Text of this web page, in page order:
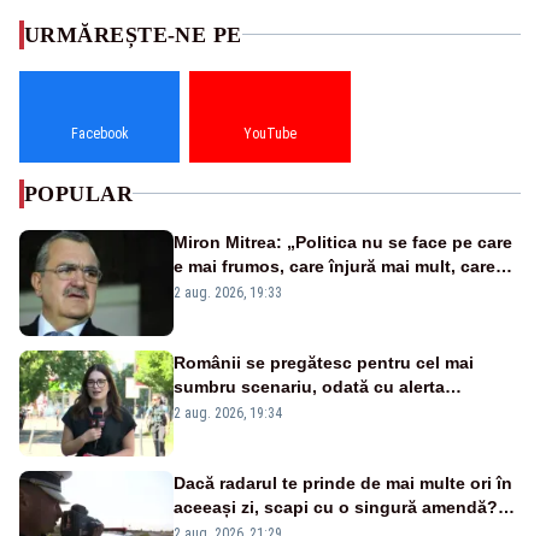
URMĂREȘTE-NE PE
Facebook YouTube
POPULAR
Miron Mitrea: „Politica nu se face pe care
e mai frumos, care înjură mai mult, care
țipă mai tare, ci pe proiecte”
2 aug. 2026, 19:33
Românii se pregătesc pentru cel mai
sumbru scenariu, odată cu alerta
energetică
2 aug. 2026, 19:34
Dacă radarul te prinde de mai multe ori în
aceeași zi, scapi cu o singură amendă?
Ce spune legea